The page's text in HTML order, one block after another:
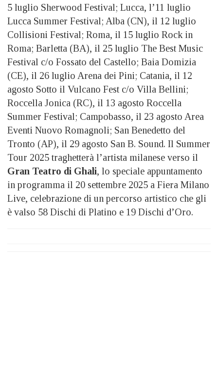
5 luglio Sherwood Festival; Lucca, l’11 luglio
Lucca Summer Festival; Alba (CN), il 12 luglio
Collisioni Festival; Roma, il 15 luglio Rock in
Roma; Barletta (BA), il 25 luglio The Best Music
Festival c/o Fossato del Castello; Baia Domizia
(CE), il 26 luglio Arena dei Pini; Catania, il 12
agosto Sotto il Vulcano Fest c/o Villa Bellini;
Roccella Jonica (RC), il 13 agosto Roccella
Summer Festival; Campobasso, il 23 agosto Area
Eventi Nuovo Romagnoli; San Benedetto del
Tronto (AP), il 29 agosto San B. Sound. Il Summer
Tour 2025 traghetterà l’artista milanese verso il
Gran Teatro di Ghali, lo speciale appuntamento
in programma il 20 settembre 2025 a Fiera Milano
Live, celebrazione di un percorso artistico che gli
è valso 58 Dischi di Platino e 19 Dischi d’Oro.